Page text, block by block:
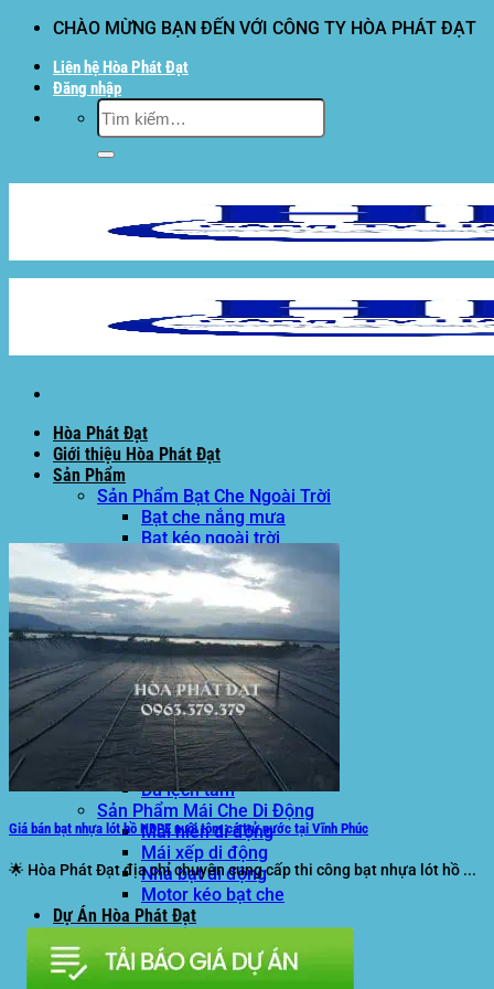
dung
CHÀO MỪNG BẠN ĐẾN VỚI CÔNG TY HÒA PHÁT ĐẠT
Liên hệ Hòa Phát Đạt
Đăng nhập
Tìm
kiếm:
Hòa Phát Đạt
Giới thiệu Hòa Phát Đạt
Sản Phẩm
Sản Phẩm Bạt Che Ngoài Trời
Bạt che nắng mưa
Bạt kéo ngoài trời
Bạt che tự cuốn
Bạt nhựa xanh cam
Bạt sọc 3 màu
Bạt nhựa giá rẻ
Bạt lót ao hồ
Bạt nhựa đen HDPE
Màng chống thấm HDPE
Sản Phẩm Dù Che Ngoài Trời
Dù che nắng
Dù che quán cafe
Dù che sự kiện
Dù lệch tâm
Sản Phẩm Mái Che Di Động
Mái hiên di động
Mái xếp di động
Nhà bạt di động
Motor kéo bạt che
Dự Án Hòa Phát Đạt
Màng phủ nông nghiệp
Bạt Kéo Quán Cafe
Giá bán bạt nhựa lót hồ HDPE nuôi tôm cá trử nước tại Vĩnh Phúc
🌟 Hòa Phát Đạt địa chỉ chuyên cung cấp thi công bạt nhựa lót hồ ...